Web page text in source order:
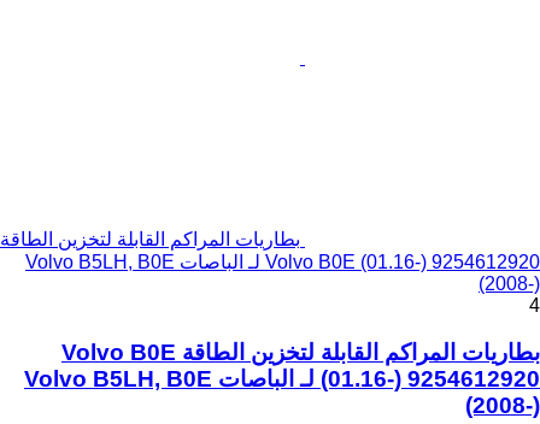
بطاريات المراكم القابلة لتخزين الطاقة
Volvo B0E (01.16-) 9254612920 لـ الباصات Volvo B5LH, B0E
(2008-)
4
بطاريات المراكم القابلة لتخزين الطاقة Volvo B0E
(01.16-) 9254612920 لـ الباصات Volvo B5LH, B0E
(2008-)